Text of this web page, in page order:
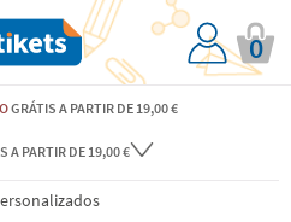
0
GRÁTIS A PARTIR DE 19,00 €
A PARTIR DE 19,00 €